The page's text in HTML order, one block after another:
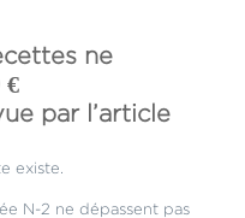
ne
€
par l’article
existe.
N-2 ne dépassent pas